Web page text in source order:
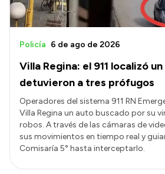
Villa Regina: el 911 localizó
detuvieron a tres prófugos
Policía 6 de ago de 2026
Operadores del sistema 911 RN
Villa Regina un auto buscado por su
robos. A través de las cámaras de
sus movimientos en tiempo real y
Comisaría 5° hasta interceptarlo.